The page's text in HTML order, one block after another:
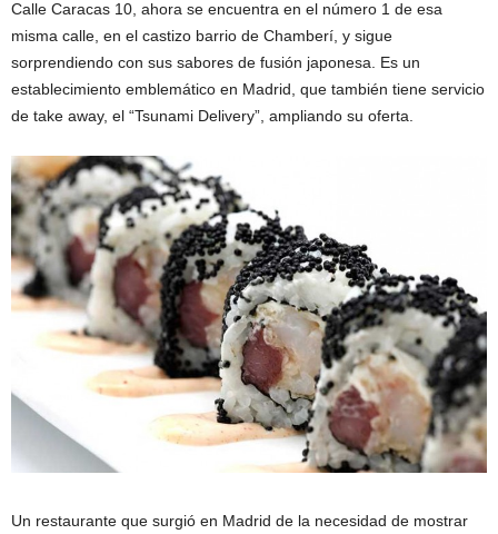
Calle Caracas 10, ahora se encuentra en el número 1 de esa
misma calle, en el castizo barrio de Chamberí, y sigue
sorprendiendo con sus sabores de fusión japonesa. Es un
establecimiento emblemático en Madrid, que también tiene servicio
de take away, el “Tsunami Delivery”, ampliando su oferta.
Un restaurante que surgió en Madrid de la necesidad de mostrar